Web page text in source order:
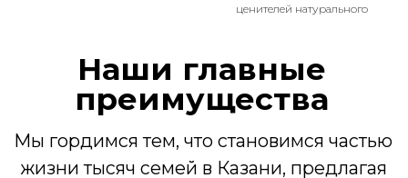
ценителей натурального
Адреса
Полуфабрикаты
Молочная продукция
Кондитерские изделия, хлеб